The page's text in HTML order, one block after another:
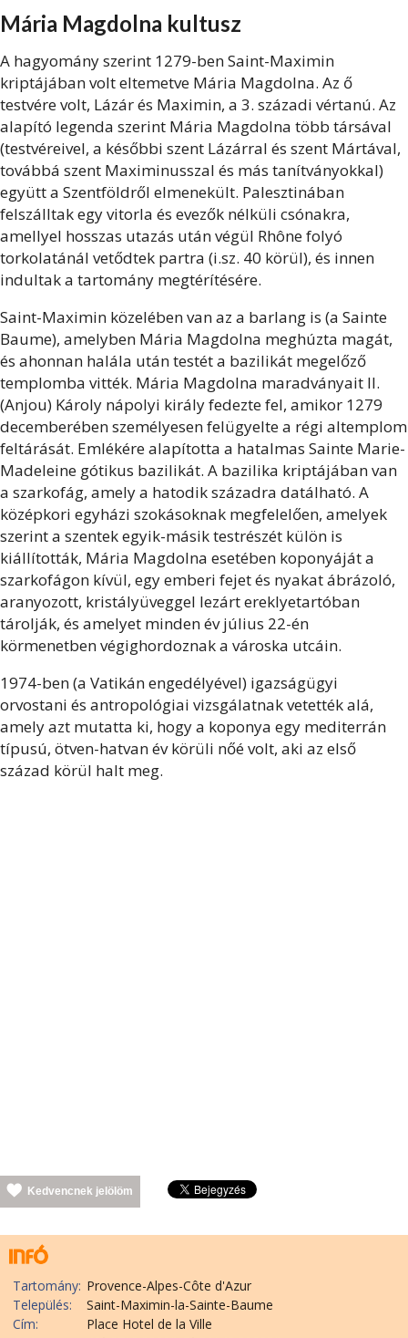
Mária Magdolna kultusz
A hagyomány szerint 1279-ben Saint-Maximin
kriptájában volt eltemetve Mária Magdolna. Az ő
testvére volt, Lázár és Maximin, a 3. századi vértanú. Az
alapító legenda szerint Mária Magdolna több társával
(testvéreivel, a későbbi szent Lázárral és szent Mártával,
továbbá szent Maximinusszal és más tanítványokkal)
együtt a Szentföldről elmenekült. Palesztinában
felszálltak egy vitorla és evezők nélküli csónakra,
amellyel hosszas utazás után végül Rhône folyó
torkolatánál vetődtek partra (i.sz. 40 körül), és innen
indultak a tartomány megtérítésére.
Saint-Maximin közelében van az a barlang is (a Sainte
Baume), amelyben Mária Magdolna meghúzta magát,
és ahonnan halála után testét a bazilikát megelőző
templomba vitték. Mária Magdolna maradványait II.
(Anjou) Károly nápolyi király fedezte fel, amikor 1279
decemberében személyesen felügyelte a régi altemplom
feltárását. Emlékére alapította a hatalmas Sainte Marie-
Madeleine gótikus bazilikát. A bazilika kriptájában van
a szarkofág, amely a hatodik századra datálható. A
középkori egyházi szokásoknak megfelelően, amelyek
szerint a szentek egyik-másik testrészét külön is
kiállították, Mária Magdolna esetében koponyáját a
szarkofágon kívül, egy emberi fejet és nyakat ábrázoló,
aranyozott, kristályüveggel lezárt ereklyetartóban
tárolják, és amelyet minden év július 22-én
körmenetben végighordoznak a városka utcáin.
1974-ben (a Vatikán engedélyével) igazságügyi
orvostani és antropológiai vizsgálatnak vetették alá,
amely azt mutatta ki, hogy a koponya egy mediterrán
típusú, ötven-hatvan év körüli nőé volt, aki az első
század körül halt meg.
Kedvencnek jelölöm
Tartomány: Provence-Alpes-Côte d'Azur
Település:
Saint-Maximin-la-Sainte-Baume
Cím:
Place Hotel de la Ville